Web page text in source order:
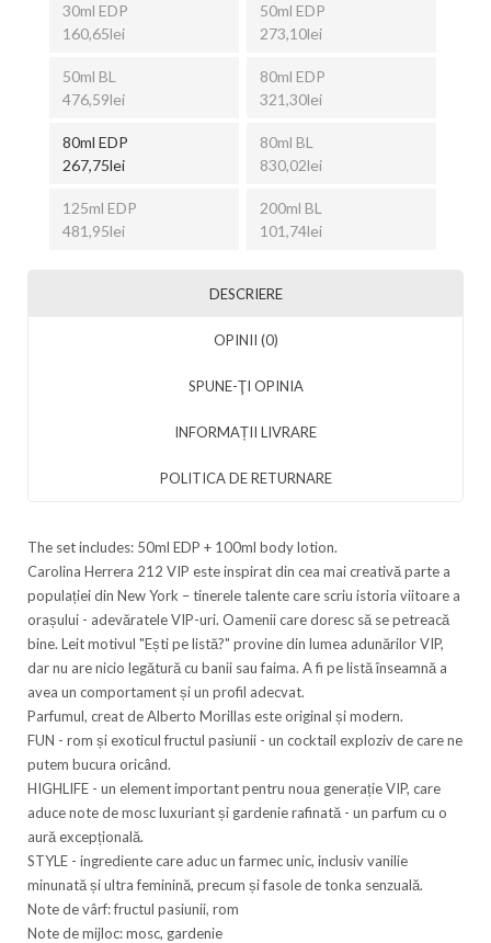
30ml EDP
160,65lei
50ml EDP
273,10lei
50ml BL
476,59lei
80ml EDP
321,30lei
80ml EDP
267,75lei
80ml BL
830,02lei
125ml EDP
481,95lei
200ml BL
101,74lei
DESCRIERE
OPINII (0)
SPUNE-ŢI OPINIA
INFORMAȚII LIVRARE
POLITICA DE RETURNARE
The set includes: 50ml EDP + 100ml body lotion.
Carolina Herrera 212 VIP este inspirat din cea mai creativă parte a
populației din New York – tinerele talente care scriu istoria viitoare a
orașului - adevăratele VIP-uri. Oamenii care doresc să se petreacă
bine. Leit motivul "Ești pe listă?" provine din lumea adunărilor VIP,
dar nu are nicio legătură cu banii sau faima. A fi pe listă înseamnă a
avea un comportament și un profil adecvat.
Parfumul, creat de Alberto Morillas este original și modern.
FUN - rom și exoticul fructul pasiunii - un cocktail exploziv de care ne
putem bucura oricând.
HIGHLIFE - un element important pentru noua generație VIP, care
aduce note de mosc luxuriant și gardenie rafinată - un parfum cu o
aură excepțională.
STYLE - ingrediente care aduc un farmec unic, inclusiv vanilie
minunată și ultra feminină, precum și fasole de tonka senzuală.
Note de vârf: fructul pasiunii, rom
Note de mijloc: mosc, gardenie